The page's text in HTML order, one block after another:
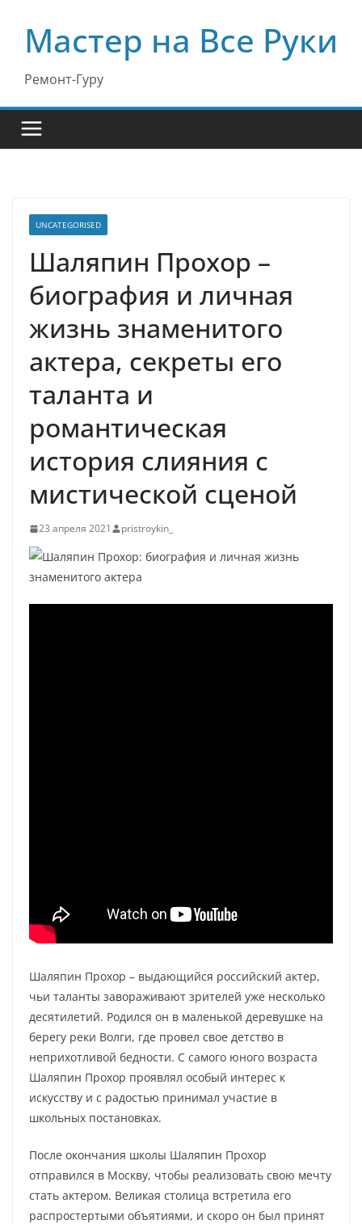
содержимому
Мастер на Все Руки
Ремонт-Гуру
UNCATEGORISED
Шаляпин Прохор –
биография и личная
жизнь знаменитого
актера, секреты его
таланта и
романтическая
история слияния с
мистической сценой
23 апреля 2021 pristroykin_
Шаляпин Прохор – выдающийся российский актер,
чьи таланты завораживают зрителей уже несколько
десятилетий. Родился он в маленькой деревушке на
берегу реки Волги, где провел свое детство в
неприхотливой бедности. С самого юного возраста
Шаляпин Прохор проявлял особый интерес к
искусству и с радостью принимал участие в
школьных постановках.
После окончания школы Шаляпин Прохор
отправился в Москву, чтобы реализовать свою мечту
стать актером. Великая столица встретила его
распростертыми объятиями, и скоро он был принят